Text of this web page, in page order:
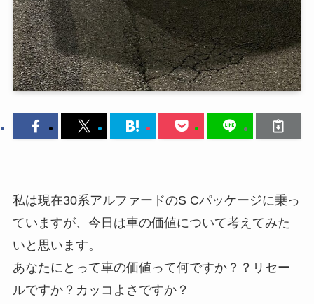
私は現在30系アルファードのS Cパッケージに乗っ
ていますが、今日は車の価値について考えてみた
いと思います。
あなたにとって車の価値って何ですか？？リセー
ルですか？カッコよさですか？